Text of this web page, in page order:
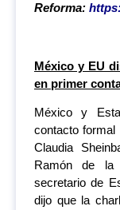
Reforma:
México y EU
en primer
México y
contacto formal
Claudia
Ramón de la
secretario de
dijo que la